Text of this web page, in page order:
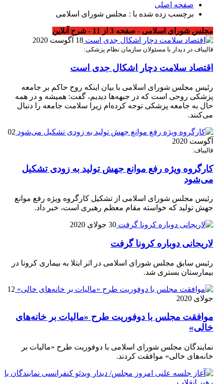
صفحه اصلی
برچسب زده شده با : مجلس شورای اسلامی
مجلس شورای اسلامی - صفحه 3 از 11 - شرح آنلاین
18 آگوست 2020
قالیباف در دیدار با مسئولان سازمان نظام پزشکی:
اقتصاد سلامت دچار اشکال جدی است
رئیس مجلس شورای اسلامی با بیان اینکه روح حاکم بر جامعه
پزشکی روحی است که در جبهه‌ها دیدیم، گفت: همیشه و در همه
حال به جامعه پزشکی توجه کرده‌ام زیرا سلامت جامعه را دنبال
می‌کنند.
02
آگوست 2020
قالیباف:
کارگروه ویژه رفع موانع جهش تولید به زودی تشکیل
می‌شود
رئیس مجلس شورای اسلامی از تشکیل کارگروه ویژه رفع موانع
جهش تولید که خواسته مقام معظم رهبری است، خبر داد.
30 جولای 2020
لاریجانی دوباره کرونا گرفت
رئیس سابق مجلس شورای اسلامی در اثر ابتلا به بیماری کرونا در
بیمارستان بستری شد.
12
جولای 2020
موافقت مجلس با دوفوریت طرح «مالیات بر خانه‌های
خالی»
نمایندگان مجلس شورای اسلامی با دوفوریت طرح «مالیات بر
خانه‌های خالی» موافقت کردند.